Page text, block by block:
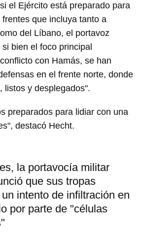
el Ejército está preparado para
que incluya tanto a
del Líbano, el portavoz
bien el foco principal
con Hamás, se han
en el frente norte, donde
listos y desplegados".
preparados para lidiar con una
destacó Hecht.
la portavocía militar
que sus tropas
intento de infiltración en
por parte de "células